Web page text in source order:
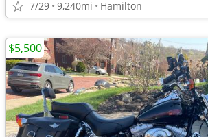
7/29 9,240mi Hamilton
$5,500